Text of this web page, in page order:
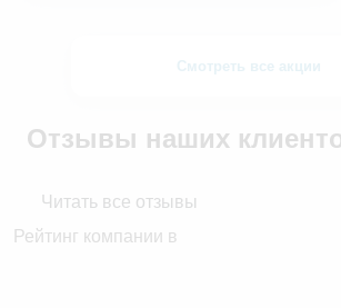
Смотреть все акции
Отзывы наших
Читать все отзывы
Рейтинг компании в